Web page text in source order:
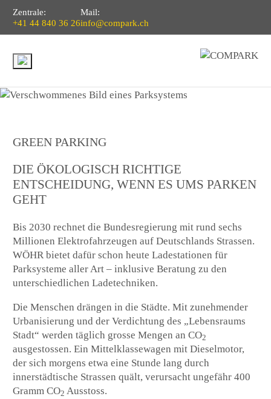
Zentrale:
+41 44 840 36 26
Mail:
info@compark.ch
GREEN PARKING
DIE ÖKOLOGISCH RICHTIGE
ENTSCHEIDUNG, WENN ES UMS PARKEN
GEHT
Bis 2030 rechnet die Bundesregierung mit rund sechs
Millionen Elektrofahrzeugen auf Deutschlands Strassen.
WÖHR bietet dafür schon heute Ladestationen für
Parksysteme aller Art – inklusive Beratung zu den
unterschiedlichen Ladetechniken.
Die Menschen drängen in die Städte. Mit zunehmender
Urbanisierung und der Verdichtung des „Lebensraums
Stadt“ werden täglich grosse Mengen an CO2
ausgestossen. Ein Mittelklassewagen mit Dieselmotor,
der sich morgens etwa eine Stunde lang durch
innerstädtische Strassen quält, verursacht ungefähr 400
Gramm CO2Ausstoss.